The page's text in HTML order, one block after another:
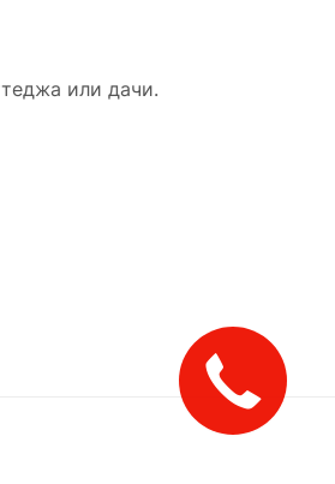
или дачи.
Закажите
звонок!